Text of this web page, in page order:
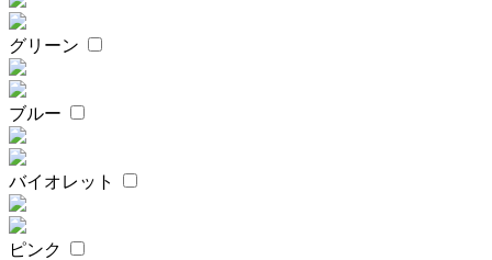
グリーン
ブルー
バイオレット
ピンク